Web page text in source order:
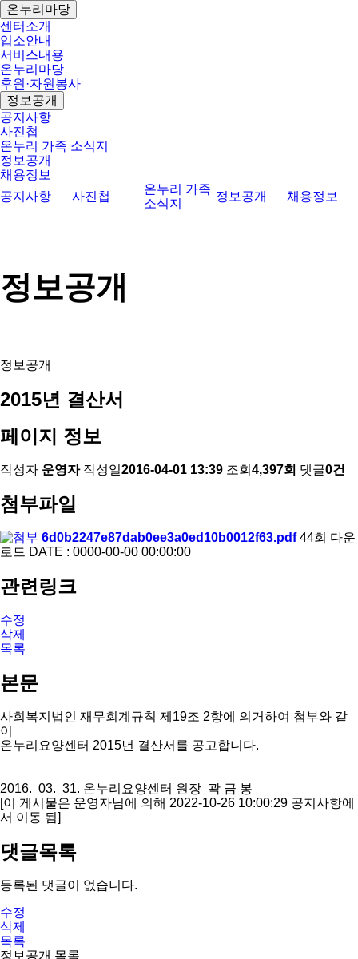
온누리마당
센터소개
입소안내
서비스내용
온누리마당
후원·자원봉사
정보공개
공지사항
사진첩
온누리 가족 소식지
정보공개
채용정보
공지사항
사진첩
온누리 가족
소식지
정보공개 채용정보
정보공개
정보공개
2015년 결산서
페이지 정보
작성자 운영자 작성일2016-04-01 13:39 조회 4,397회 댓글0건
첨부파일
6d0b2247e87dab0ee3a0ed10b0012f63.pdf 44회 다운
로드 DATE : 0000-00-00 00:00:00
관련링크
수정
삭제
목록
본문
사회복지법인 재무회계규칙 제19조 2항에 의거하여 첨부와 같
이
온누리요양센터 2015년 결산서를 공고합니다.
2016. 03. 31. 온누리요양센터 원장 곽 금 봉
[이 게시물은 운영자님에 의해 2022-10-26 10:00:29 공지사항에
서 이동 됨]
댓글목록
등록된 댓글이 없습니다.
수정
삭제
목록
정보공개 목록